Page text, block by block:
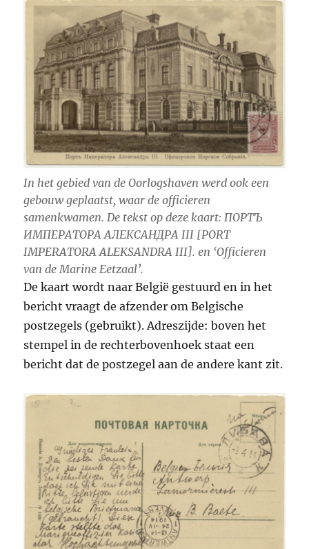
In het gebied van de Oorlogshaven werd ook een
gebouw geplaatst, waar de officieren
samenkwamen. De tekst op deze kaart: ПОРТЪ
ИМПЕРАТОРА АЛЕКСАНДРА III [PORT
IMPERATORA ALEKSANDRA III]. en ‘Officieren
van de Marine Eetzaal’.
De kaart wordt naar België gestuurd en in het
bericht vraagt de afzender om Belgische
postzegels (gebruikt). Adreszijde: boven het
stempel in de rechterbovenhoek staat een
bericht dat de postzegel aan de andere kant zit.